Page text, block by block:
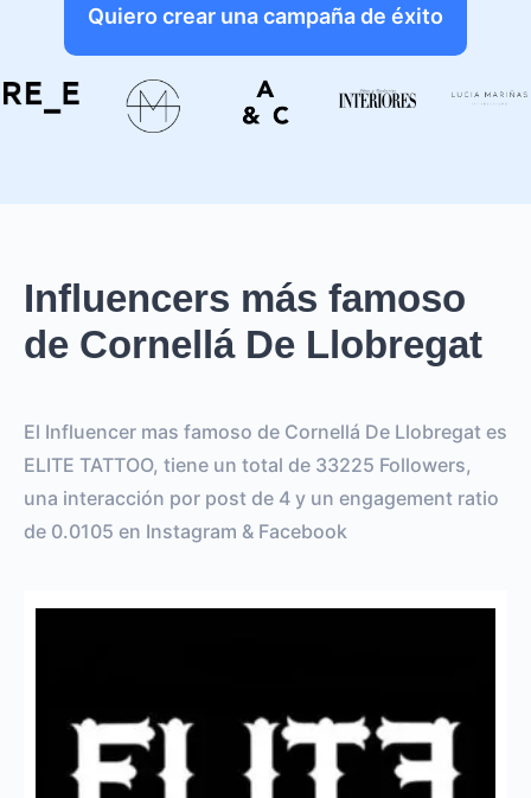
Quiero crear una campaña de éxito
Influencers más famoso
de Cornellá De Llobregat
El Influencer mas famoso de Cornellá De Llobregat es
ELITE TATTOO, tiene un total de 33225 Followers,
una interacción por post de 4 y un engagement ratio
de 0.0105 en Instagram & Facebook